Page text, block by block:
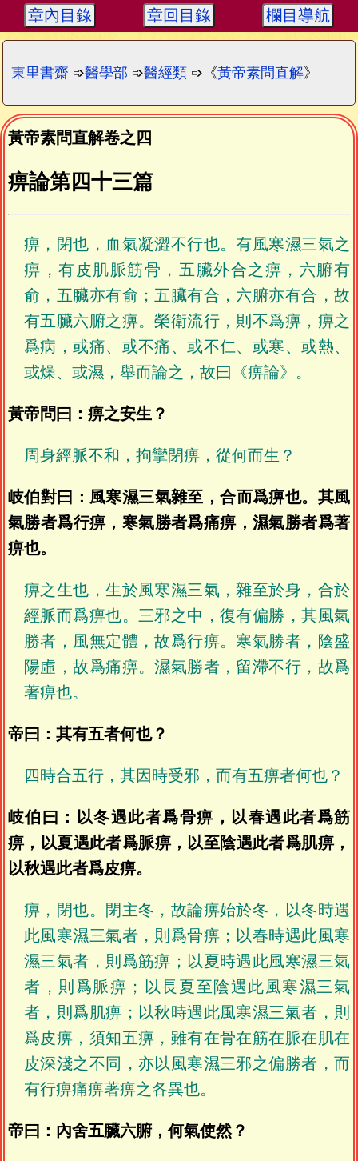
章內目錄 章回目錄 欄目導航
東里書齋 ➩醫學部 ➩醫經類 ➩《黃帝素問直解》
黃帝素問直解卷之四
痹論第四十三篇
痹，閉也，血氣凝澀不行也。有風寒濕三氣之
痹，有皮肌脈筋骨，五臟外合之痹，六腑有
俞，五臟亦有俞；五臟有合，六腑亦有合，故
有五臟六腑之痹。榮衛流行，則不爲痹，痹之
爲病，或痛、或不痛、或不仁、或寒、或熱、
或燥、或濕，舉而論之，故曰《痹論》。
黃帝問曰：痹之安生？
周身經脈不和，拘攣閉痹，從何而生？
岐伯對曰：風寒濕三氣雜至，合而爲痹也。其風
氣勝者爲行痹，寒氣勝者爲痛痹，濕氣勝者爲著
痹也。
痹之生也，生於風寒濕三氣，雜至於身，合於
經脈而爲痹也。三邪之中，復有偏勝，其風氣
勝者，風無定體，故爲行痹。寒氣勝者，陰盛
陽虛，故爲痛痹。濕氣勝者，留滯不行，故爲
著痹也。
帝曰：其有五者何也？
四時合五行，其因時受邪，而有五痹者何也？
岐伯曰：以冬遇此者爲骨痹，以春遇此者爲筋
痹，以夏遇此者爲脈痹，以至陰遇此者爲肌痹，
以秋遇此者爲皮痹。
痹，閉也。閉主冬，故論痹始於冬，以冬時遇
此風寒濕三氣者，則爲骨痹；以春時遇此風寒
濕三氣者，則爲筋痹；以夏時遇此風寒濕三氣
者，則爲脈痹；以長夏至陰遇此風寒濕三氣
者，則爲肌痹；以秋時遇此風寒濕三氣者，則
爲皮痹，須知五痹，雖有在骨在筋在脈在肌在
皮深淺之不同，亦以風寒濕三邪之偏勝者，而
有行痹痛痹著痹之各異也。
帝曰：內舍五臟六腑，何氣使然？